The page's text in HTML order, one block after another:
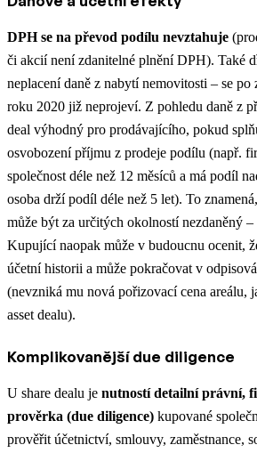
DPH se na převod podílu nevztahuje
či akcií není zdanitelné plnění DPH)​. Také
neplacení daně z nabytí nemovitosti – se po
roku 2020 již neprojeví​. Z pohledu daně z
deal výhodný pro prodávajícího, pokud
osvobození příjmu z prodeje podílu (např.
společnost déle než 12 měsíců a má podíl
osoba drží podíl déle než 5 let)​. To
může být za určitých okolností nezdaněný
Kupující naopak může v budoucnu ocenit,
účetní historii a může pokračovat v
(nevzniká mu nová pořizovací cena areálu,
asset dealu).
Komplikovanější due diligence
U share dealu je nutností detailní právní,
prověrka (due diligence) kupované
prověřit účetnictví, smlouvy, zaměstnance,